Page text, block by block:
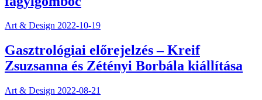
Art & Design 2022-10-19
Gasztrológiai előrejelzés – Kreif
Zsuzsanna és Zétényi Borbála kiállítása
Art & Design 2022-08-21